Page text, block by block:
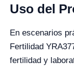
Uso del
En escenarios
Fertilidad
fertilidad y